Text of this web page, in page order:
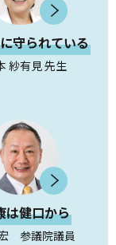
守られている
紗有見 先生
は健口から
参議院議員